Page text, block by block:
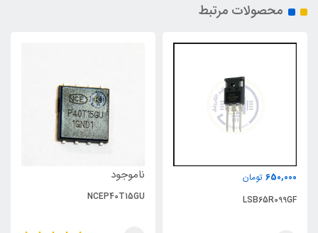
محصولات مرتبط
650,000 تومان
LSB65R099GF
ناموجود
NCEP40T15GU